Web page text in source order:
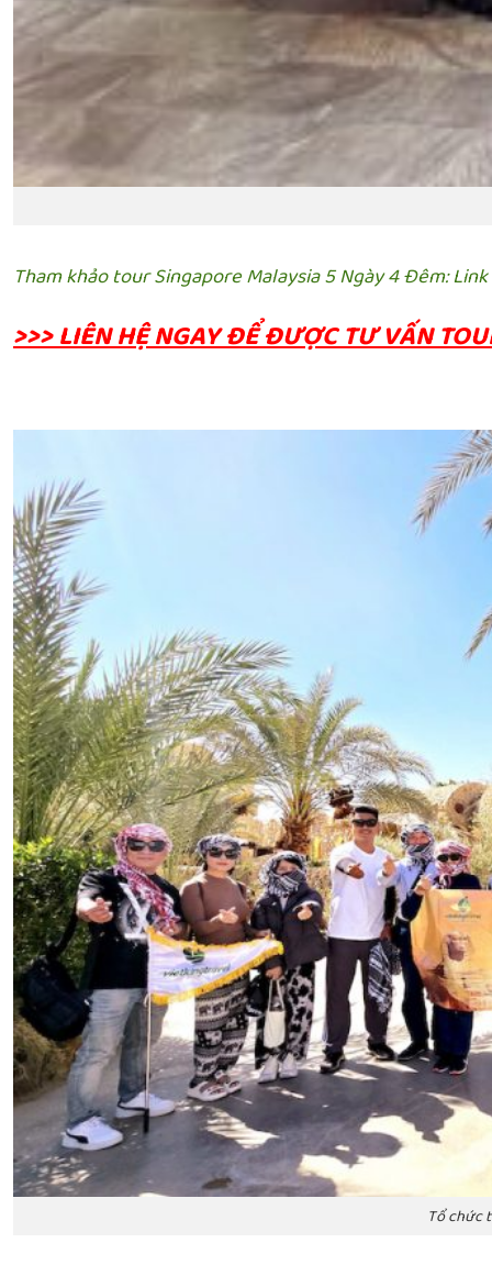
Tham khảo tour Singapore Malaysia 5 Ngày 4 Đêm: Link
>>> LIÊN HỆ NGAY ĐỂ ĐƯỢC TƯ VẤN
Tổ chức